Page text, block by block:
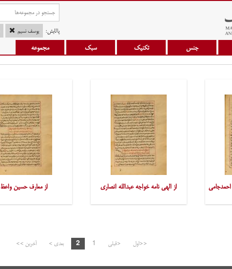
پالایش: یوسف نسیم
جنس تکنیک سبک مجموعه
از الهی نامه خواجه عبدالله انصاری از معارف حسین واعظ
<<اول <قبلی 1
2 بعدی > آخرین >>